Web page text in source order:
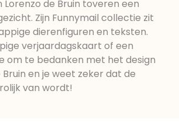
de Bruin toveren een
Zijn Funnymail collectie zit
dierenfiguren en teksten.
verjaardagskaart of een
om te bedanken met het design
en je weet zeker dat de
van wordt!